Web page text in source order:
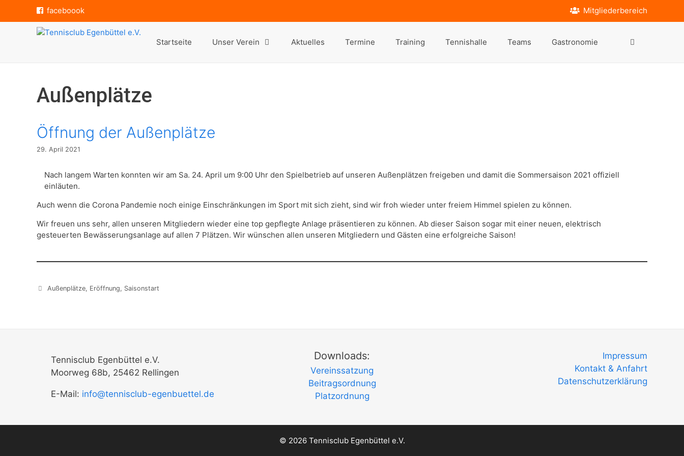
faceboook Mitgliederbereich
Startseite Unser Verein Aktuelles Termine Training Tennishalle Teams Gastronomie
Außenplätze
Öffnung der Außenplätze
29. April 2021
Nach langem Warten konnten wir am Sa. 24. April um 9:00 Uhr den Spielbetrieb auf unseren Außenplätzen freigeben und damit die Sommersaison 2021 offiziell
einläuten.
Auch wenn die Corona Pandemie noch einige Einschränkungen im Sport mit sich zieht, sind wir froh wieder unter freiem Himmel spielen zu können.
Wir freuen uns sehr, allen unseren Mitgliedern wieder eine top gepflegte Anlage präsentieren zu können. Ab dieser Saison sogar mit einer neuen, elektrisch
gesteuerten Bewässerungsanlage auf allen 7 Plätzen. Wir wünschen allen unseren Mitgliedern und Gästen eine erfolgreiche Saison!
Schlagwörter
Außenplätze, Eröffnung, Saisonstart
Tennisclub Egenbüttel e.V.
Moorweg 68b, 25462 Rellingen
E-Mail: info@tennisclub-egenbuettel.de
Downloads:
Vereinssatzung
Beitragsordnung
Platzordnung
Impressum
Kontakt & Anfahrt
Datenschutzerklärung
© 2026 Tennisclub Egenbüttel e.V.